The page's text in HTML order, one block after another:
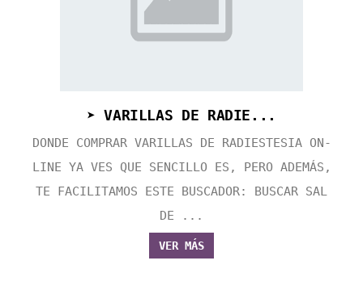
➤ VARILLAS DE RADIE...
DONDE COMPRAR VARILLAS DE RADIESTESIA ON-
LINE YA VES QUE SENCILLO ES, PERO ADEMÁS,
TE FACILITAMOS ESTE BUSCADOR: BUSCAR SAL
DE ...
VER MÁS